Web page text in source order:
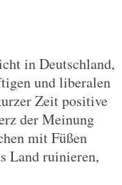
in Deutschland,
und liberalen
Zeit positive
der Meinung
mit Füßen
Land ruinieren,